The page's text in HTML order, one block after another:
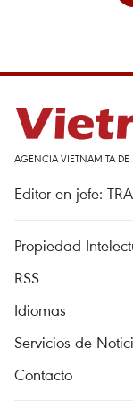
AGENCIA VIETNAMITA
Editor en jefe:
Propiedad
RSS
Idiomas
Servicios de
Contacto